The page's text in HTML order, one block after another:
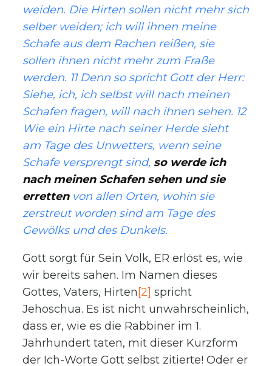
weiden. Die Hirten sollen nicht mehr sich
selber weiden; ich will ihnen meine
Schafe aus dem Rachen reißen, sie
sollen ihnen nicht mehr zum Fraße
werden. 11 Denn so spricht Gott der Herr:
Siehe, ich, ich selbst will nach meinen
Schafen fragen, will nach ihnen sehen. 12
Wie ein Hirte nach seiner Herde sieht
am Tage des Unwetters, wenn seine
Schafe versprengt sind, so werde ich
nach meinen Schafen sehen und sie
errettenvon allen Orten, wohin sie
zerstreut worden sind am Tage des
Gewölks und des Dunkels.
Gott sorgt für Sein Volk, ER erlöst es, wie
wir bereits sahen. Im Namen dieses
Gottes, Vaters, Hirten [2] spricht
Jehoschua. Es ist nicht unwahrscheinlich,
dass er, wie es die Rabbiner im 1.
Jahrhundert taten, mit dieser Kurzform
der Ich-Worte Gott selbst zitierte! Oder er